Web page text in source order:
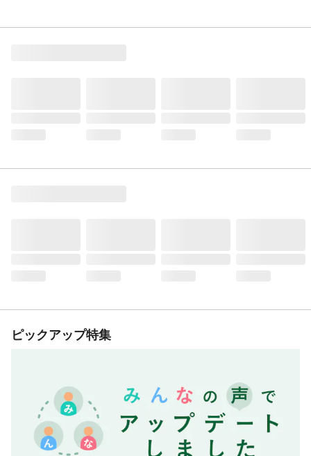
ピックアップ特集